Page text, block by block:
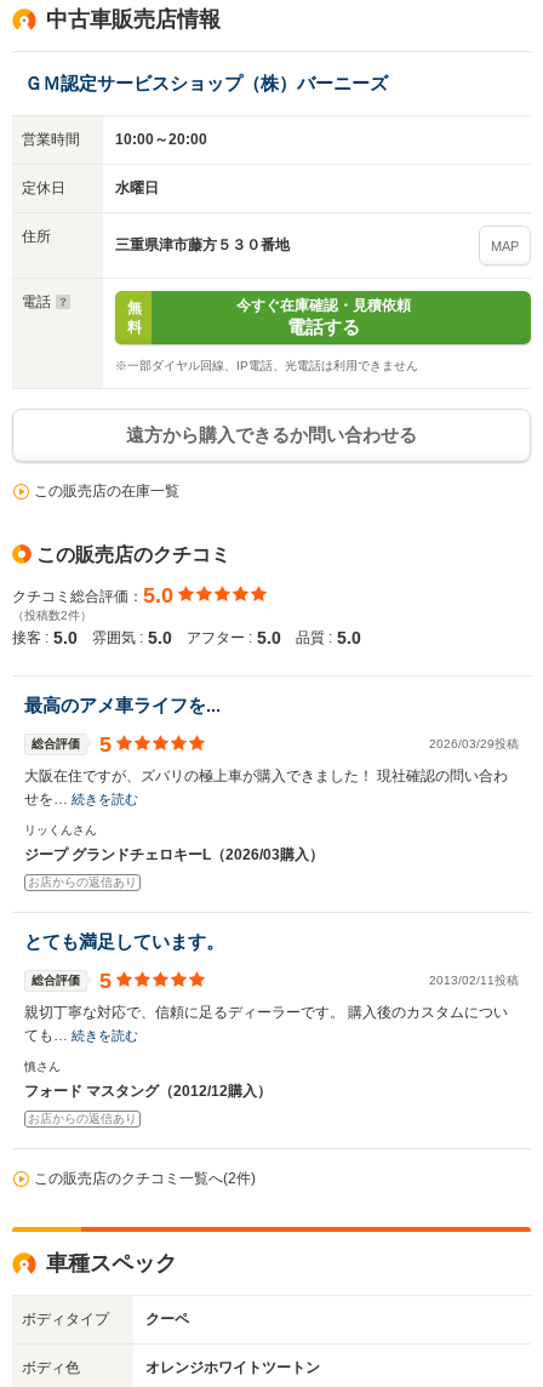
中古車販売店情報
ＧＭ認定サービスショップ（株）バーニーズ
営業時間 10:00～20:00
定休日 水曜日
住所 三重県津市藤方５３０番地 MAP
電話
無
料
今すぐ在庫確認・見積依頼
電話する
※一部ダイヤル回線、IP電話、光電話は利用できません
遠方から購入できるか問い合わせる
この販売店の在庫一覧
この販売店のクチコミ
クチコミ総合評価： 5.0
（投稿数2件）
接客 : 5.0 雰囲気 : 5.0 アフター : 5.0 品質 : 5.0
最高のアメ車ライフを...
総合評価 5 2026/03/29投稿
大阪在住ですが、ズバリの極上車が購入できました！ 現社確認の問い合わ
せを… 続きを読む
リッくんさん
ジープ グランドチェロキーL（2026/03購入）
お店からの返信あり
とても満足しています。
総合評価 5 2013/02/11投稿
親切丁寧な対応で、信頼に足るディーラーです。 購入後のカスタムについ
ても… 続きを読む
慎さん
フォード マスタング（2012/12購入）
お店からの返信あり
この販売店のクチコミ一覧へ(2件)
車種スペック
ボディタイプ クーペ
ボディ色 オレンジホワイトツートン